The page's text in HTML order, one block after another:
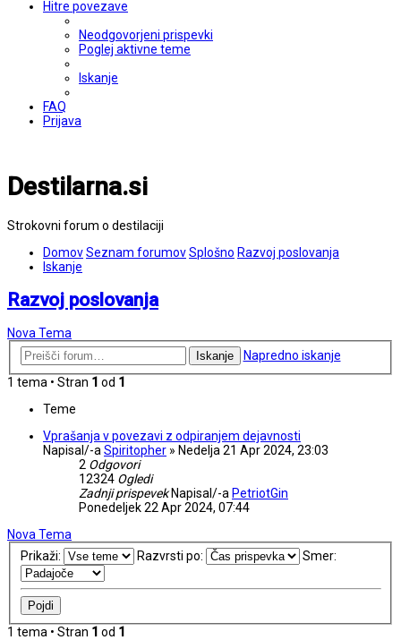
Hitre povezave
Neodgovorjeni prispevki
Poglej aktivne teme
Iskanje
FAQ
Prijava
Destilarna.si
Strokovni forum o destilaciji
DomovSeznam forumovSplošno Razvoj poslovanja
Iskanje
Razvoj poslovanja
Nova Tema
Iskanje
Napredno iskanje
1 tema • Stran 1 od 1
Teme
Vprašanja v povezavi z odpiranjem dejavnosti
Napisal/-a Spiritopher » Nedelja 21 Apr 2024, 23:03
2 Odgovori
12324 Ogledi
Zadnji prispevekNapisal/-a PetriotGin
Ponedeljek 22 Apr 2024, 07:44
Nova Tema
Prikaži:
Razvrsti po: Smer:
1 tema • Stran 1 od 1